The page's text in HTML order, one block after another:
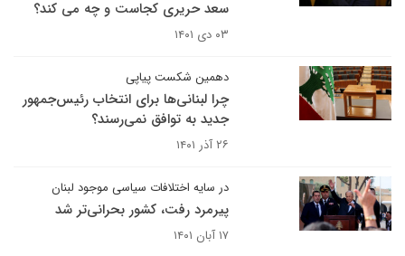
سعد حریری کجاست و چه می کند؟
۰۳ دی ۱۴۰۱
دهمین شکست پیاپی
چرا لبنانی‌ها برای انتخاب رئیس‌جمهور
جدید به توافق نمی‌رسند؟
۲۶ آذر ۱۴۰۱
در سایه اختلافات سیاسی موجود لبنان
پیرمرد رفت، کشور بحرانی‌تر شد
۱۷ آبان ۱۴۰۱